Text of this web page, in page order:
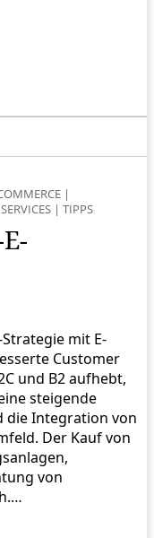
|
SERVICES | TIPPS
mit E-
Customer
und B2 aufhebt,
steigende
die Integration von
Der Kauf von
von